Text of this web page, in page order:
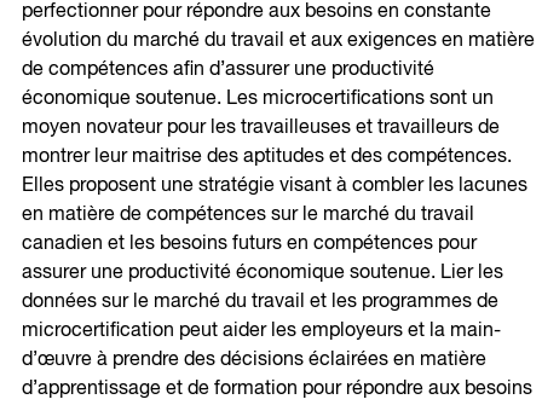
perfectionner pour répondre aux besoins en constante
évolution du marché du travail et aux exigences en matière
de compétences afin d’assurer une productivité
économique soutenue. Les microcertifications sont un
moyen novateur pour les travailleuses et travailleurs de
montrer leur maitrise des aptitudes et des compétences.
Elles proposent une stratégie visant à combler les lacunes
en matière de compétences sur le marché du travail
canadien et les besoins futurs en compétences pour
assurer une productivité économique soutenue. Lier les
données sur le marché du travail et les programmes de
microcertification peut aider les employeurs et la main-
d’œuvre à prendre des décisions éclairées en matière
d’apprentissage et de formation pour répondre aux besoins